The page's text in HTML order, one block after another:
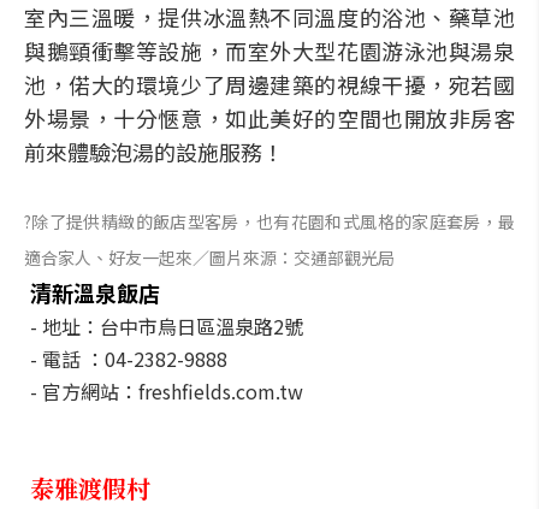
室內三溫暖，提供冰溫熱不同溫度的浴池、藥草池
與鵝頸衝擊等設施，而室外大型花園游泳池與湯泉
池，偌大的環境少了周邊建築的視線干擾，宛若國
外場景，十分愜意，如此美好的空間也開放非房客
前來體驗泡湯的設施服務！
?除了提供精緻的飯店型客房，也有花園和式風格的家庭套房，最
適合家人、好友一起來／圖片來源：交通部觀光局
清新溫泉飯店
- 地址：台中市烏日區溫泉路2號
- 電話 ：04-2382-9888
- 官方網站：freshfields.com.tw
泰雅渡假村